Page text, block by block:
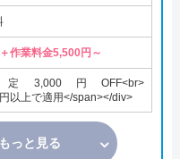
作業料金5,500円～
定3,000円OFF<br>
以上で適用</span></div>
っと見る